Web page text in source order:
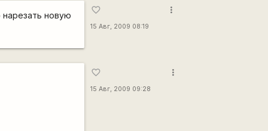
новую
favorite_border
15 Авг, 2009 08:19
more_vert
favorite_border
15 Авг, 2009 09:28
more_vert